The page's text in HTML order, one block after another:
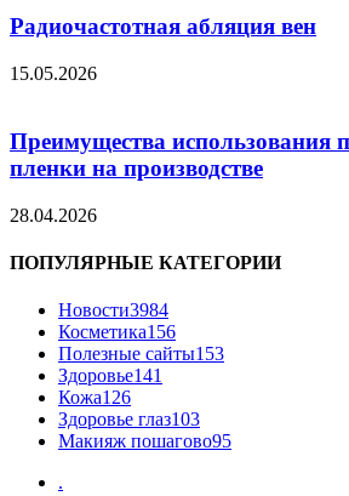
Радиочастотная абляция вен
15.05.2026
Преимущества использования
пленки на производстве
28.04.2026
ПОПУЛЯРНЫЕ КАТЕГОРИИ
Новости3984
Косметика156
Полезные сайты153
Здоровье141
Кожа126
Здоровье глаз103
Макияж пошагово95
.